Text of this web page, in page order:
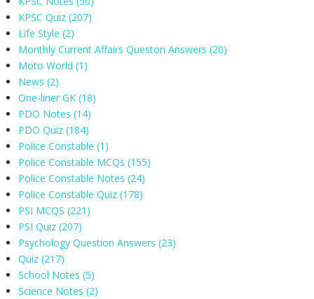
KPSC Quiz(207)
Life Style(2)
Monthly Current Affairs Queston Answers(20)
Moto World(1)
News(2)
One-liner GK(18)
PDO Notes(14)
PDO Quiz(184)
Police Constable(1)
Police Constable MCQs(155)
Police Constable Notes(24)
Police Constable Quiz(178)
PSI MCQS(221)
PSI Quiz(207)
Psychology Question Answers(23)
Quiz(217)
School Notes(5)
Science Notes(2)